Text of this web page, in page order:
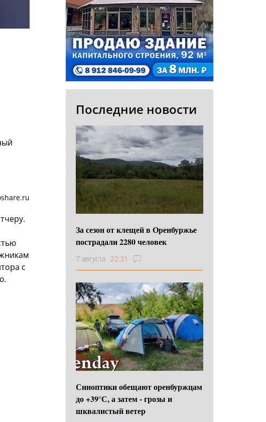
с
Последние новости
За сезон от клещей в Оренбуржье
пострадали 2280 человек
7 августа 22:31
Синоптики обещают оренбуржцам
до +39°С, а затем - грозы и
шквалистый ветер